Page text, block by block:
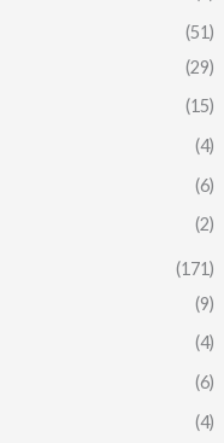
(51)
(29)
(15)
(4)
(6)
(2)
(171)
(9)
(4)
(6)
(4)